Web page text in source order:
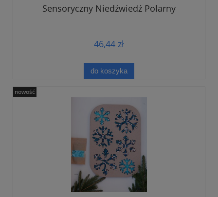
Sensoryczny Niedźwiedź Polarny
46,44 zł
do koszyka
nowość